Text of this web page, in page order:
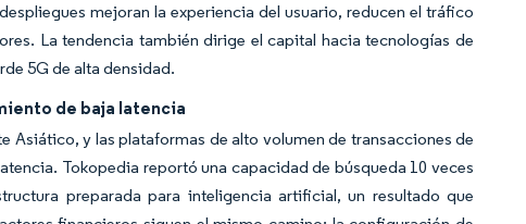
mejoran la experiencia del usuario, reducen el tráfico
La tendencia también dirige el capital hacia tecnologías de
5G de alta densidad.
de baja latencia
Asiático, y las plataformas de alto volumen de transacciones de
Tokopedia reportó una capacidad de búsqueda 10 veces
preparada para inteligencia artificial, un resultado que